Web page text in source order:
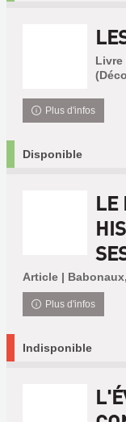
Livre
Plus d'infos
Disponible
LE
Article |
Plus d'infos
Indisponible